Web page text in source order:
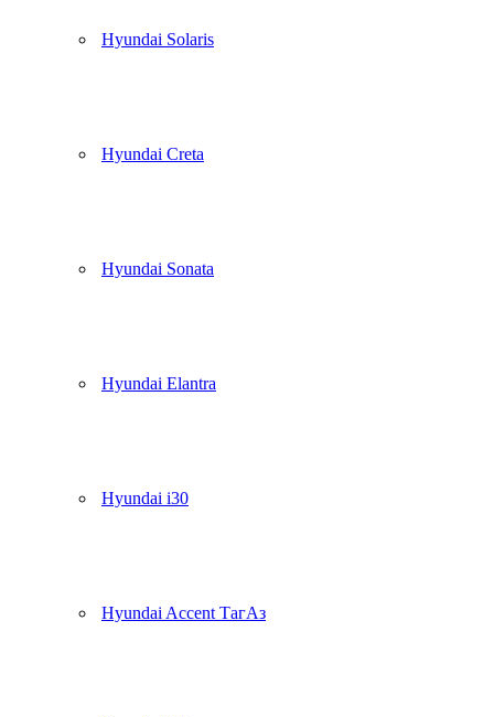
Hyundai Solaris
Hyundai Creta
Hyundai Sonata
Hyundai Elantra
Hyundai i30
Hyundai Accent ТагАз